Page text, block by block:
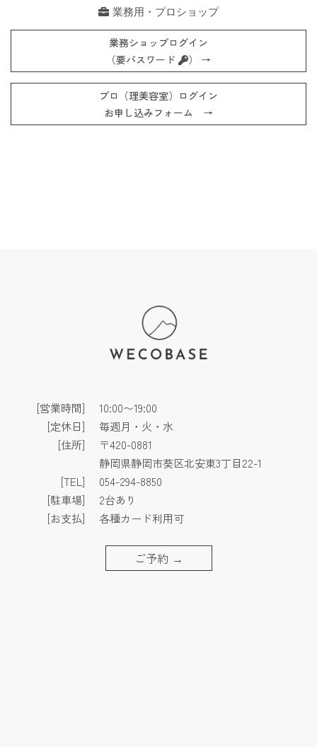
業務用・プロショップ
業務ショップログイン
（要パスワード
） →
プロ（理美容室）ログイン
お申し込みフォーム →
[営業時間]
10:00〜19:00
[定休日]
毎週月・火・水
[住所]
〒420-0881
静岡県静岡市葵区北安東3丁目22-1
[TEL]
054-294-8850
[駐車場]
2台あり
[お支払]
各種カード利用可
ご予約 →